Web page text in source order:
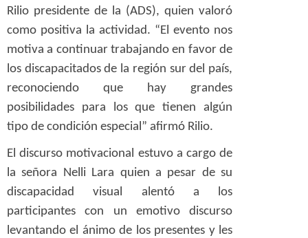
Rilio presidente de la (ADS), quien valoró
como positiva la actividad. “El evento nos
motiva a continuar trabajando en favor de
los discapacitados de la región sur del país,
reconociendo que hay grandes
posibilidades para los que tienen algún
tipo de condición especial” afirmó Rilio.
El discurso motivacional estuvo a cargo de
la señora Nelli Lara quien a pesar de su
discapacidad visual alentó a los
participantes con un emotivo discurso
levantando el ánimo de los presentes y les